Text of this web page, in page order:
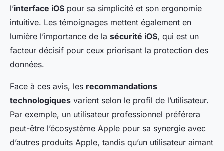
l’interface iOS pour sa simplicité et son ergonomie
intuitive. Les témoignages mettent également en
lumière l’importance de la sécurité iOS, qui est un
facteur décisif pour ceux priorisant la protection des
données.
Face à ces avis, les recommandations
technologiques varient selon le profil de l’utilisateur.
Par exemple, un utilisateur professionnel préférera
peut-être l’écosystème Apple pour sa synergie avec
d’autres produits Apple, tandis qu’un utilisateur aimant